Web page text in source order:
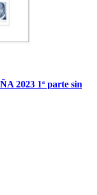
2023 1ª parte sin